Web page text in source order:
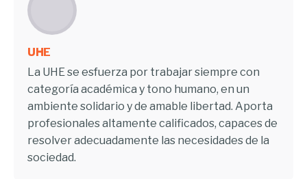
UHE
La UHE se esfuerza por trabajar siempre con
categoría académica y tono humano, en un
ambiente solidario y de amable libertad. Aporta
profesionales altamente calificados, capaces de
resolver adecuadamente las necesidades de la
sociedad.